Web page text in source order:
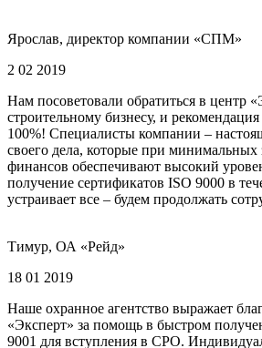
Ярослав, директор компании «СПМ»
2 02 2019
Нам посоветовали обратиться в центр
строительному бизнесу, и
100%! Специалисты компании –
своего дела, которые при минимальных
финансов обеспечивают высокий
получение сертификатов ISO 9000 в
устраивает все – будем продолжать
Тимур, ОА «Рейд»
18 01 2019
Наше охранное агентство выражает
«Эксперт» за помощь в быстром
9001 для вступления в СРО.